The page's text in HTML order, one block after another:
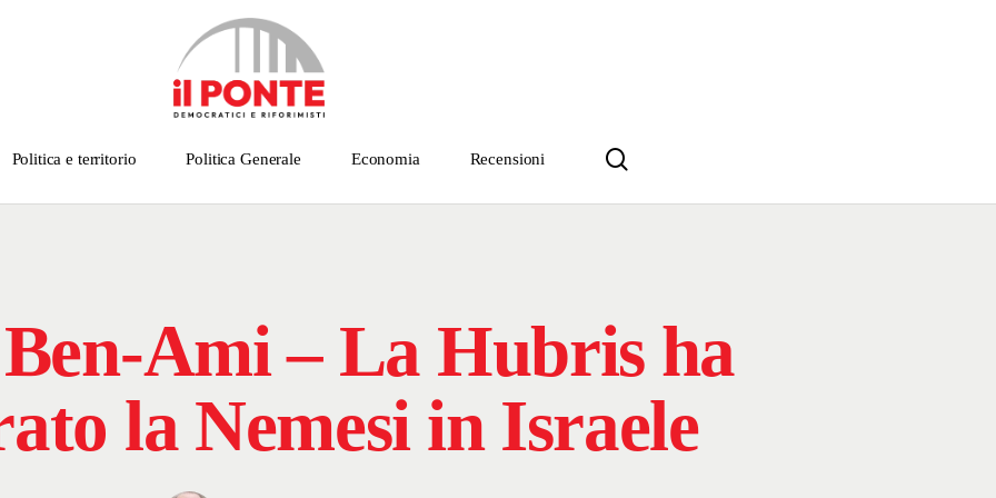
Politica e territorio Politica Generale Economia Recensioni
Ami – La Hubris ha
la Nemesi in Israele